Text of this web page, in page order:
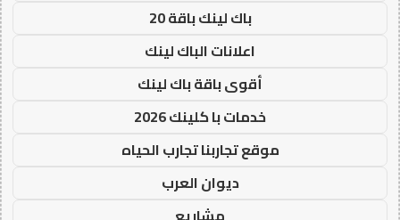
باك لينك باقة 20
اعلانات الباك لينك
أقوى باقة باك لينك
خدمات با كلينك 2026
موقع تجاربنا تجارب الحياه
ديوان العرب